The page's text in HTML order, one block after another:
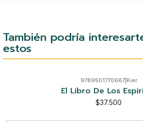
También podría
estos
9789501770667| Kier
El Libro De Los
$37.500